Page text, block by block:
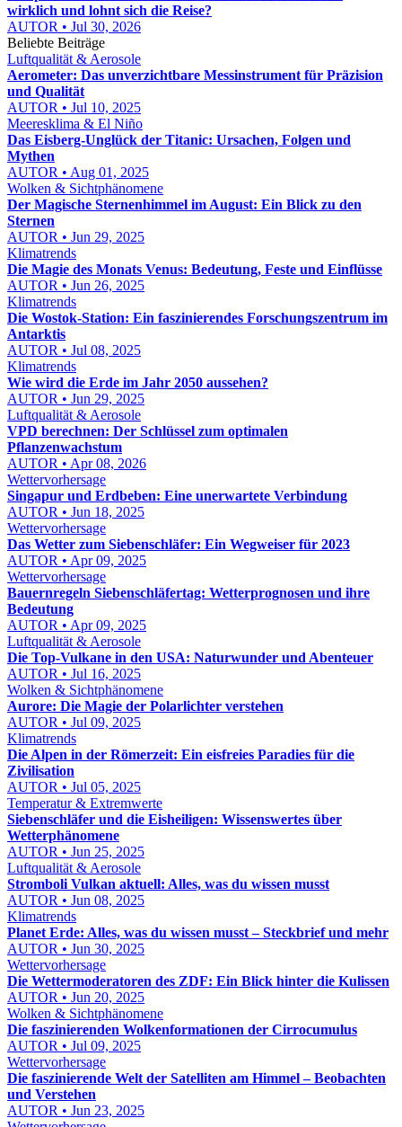
wirklich und lohnt sich die Reise?
AUTOR • Jul 30, 2026
Beliebte Beiträge
Luftqualität & Aerosole
Aerometer: Das unverzichtbare Messinstrument für Präzision
und Qualität
AUTOR • Jul 10, 2025
Meeresklima & El Niño
Das Eisberg-Unglück der Titanic: Ursachen, Folgen und
Mythen
AUTOR • Aug 01, 2025
Wolken & Sichtphänomene
Der Magische Sternenhimmel im August: Ein Blick zu den
Sternen
AUTOR • Jun 29, 2025
Klimatrends
Die Magie des Monats Venus: Bedeutung, Feste und Einflüsse
AUTOR • Jun 26, 2025
Klimatrends
Die Wostok-Station: Ein faszinierendes Forschungszentrum im
Antarktis
AUTOR • Jul 08, 2025
Klimatrends
Wie wird die Erde im Jahr 2050 aussehen?
AUTOR • Jun 29, 2025
Luftqualität & Aerosole
VPD berechnen: Der Schlüssel zum optimalen
Pflanzenwachstum
AUTOR • Apr 08, 2026
Wettervorhersage
Singapur und Erdbeben: Eine unerwartete Verbindung
AUTOR • Jun 18, 2025
Wettervorhersage
Das Wetter zum Siebenschläfer: Ein Wegweiser für 2023
AUTOR • Apr 09, 2025
Wettervorhersage
Bauernregeln Siebenschläfertag: Wetterprognosen und ihre
Bedeutung
AUTOR • Apr 09, 2025
Luftqualität & Aerosole
Die Top-Vulkane in den USA: Naturwunder und Abenteuer
AUTOR • Jul 16, 2025
Wolken & Sichtphänomene
Aurore: Die Magie der Polarlichter verstehen
AUTOR • Jul 09, 2025
Klimatrends
Die Alpen in der Römerzeit: Ein eisfreies Paradies für die
Zivilisation
AUTOR • Jul 05, 2025
Temperatur & Extremwerte
Siebenschläfer und die Eisheiligen: Wissenswertes über
Wetterphänomene
AUTOR • Jun 25, 2025
Luftqualität & Aerosole
Stromboli Vulkan aktuell: Alles, was du wissen musst
AUTOR • Jun 08, 2025
Klimatrends
Planet Erde: Alles, was du wissen musst – Steckbrief und mehr
AUTOR • Jun 30, 2025
Wettervorhersage
Die Wettermoderatoren des ZDF: Ein Blick hinter die Kulissen
AUTOR • Jun 20, 2025
Wolken & Sichtphänomene
Die faszinierenden Wolkenformationen der Cirrocumulus
AUTOR • Jul 09, 2025
Wettervorhersage
Die faszinierende Welt der Satelliten am Himmel – Beobachten
und Verstehen
AUTOR • Jun 23, 2025